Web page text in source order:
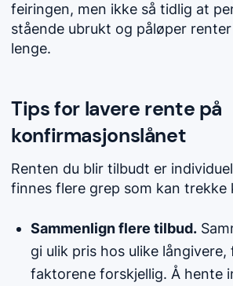
feiringen, men ikke så tidlig at
stående ubrukt og påløper
lenge.
Tips for lavere rente på
konfirmasjonslånet
Renten du blir tilbudt er
finnes flere grep som kan trekke
Sammenlign flere tilbud.
gi ulik pris hos ulike
faktorene forskjellig. Å hente